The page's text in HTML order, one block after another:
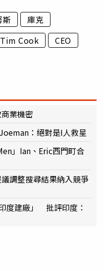
斯
庫克
Tim Cook
CEO
業機密
：絕對是I人救星
」Ian、Eric西門町合
調整搜尋結果納入競爭
度建廠」 批評印度：